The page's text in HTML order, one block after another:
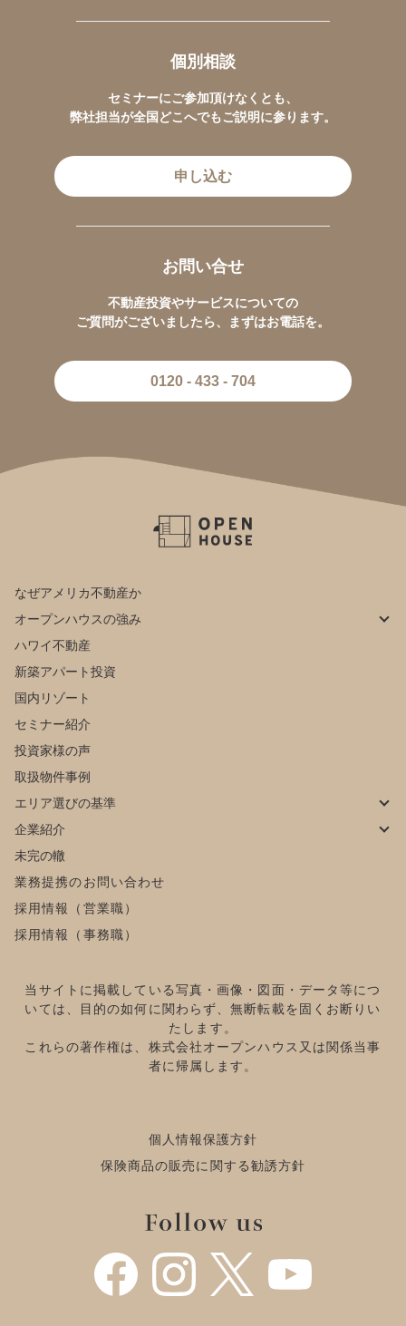
個別相談
セミナーにご参加頂けなくとも、
弊社担当が全国どこへでもご説明に参ります。
申し込む
お問い合せ
不動産投資やサービスについての
ご質問がございましたら、まずはお電話を。
0120 - 433 - 704
なぜアメリカ不動産か
オープンハウスの強み
ハワイ不動産
新築アパート投資
国内リゾート
セミナー紹介
投資家様の声
取扱物件事例
エリア選びの基準
企業紹介
未完の轍
業務提携のお問い合わせ
採用情報（営業職）
採用情報（事務職）
当サイトに掲載している写真・画像・図面・データ等につ
いては、目的の如何に関わらず、無断転載を固くお断りい
たします。
これらの著作権は、株式会社オープンハウス又は関係当事
者に帰属します。
個人情報保護方針
保険商品の販売に関する勧誘方針